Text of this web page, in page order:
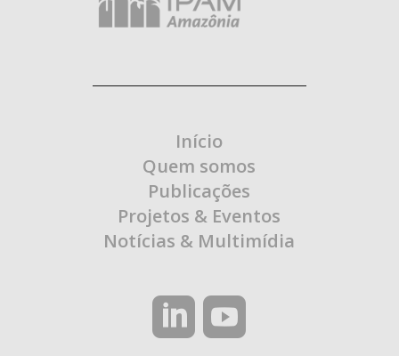
Início
Quem somos
Publicações
Projetos & Eventos
Notícias & Multimídia